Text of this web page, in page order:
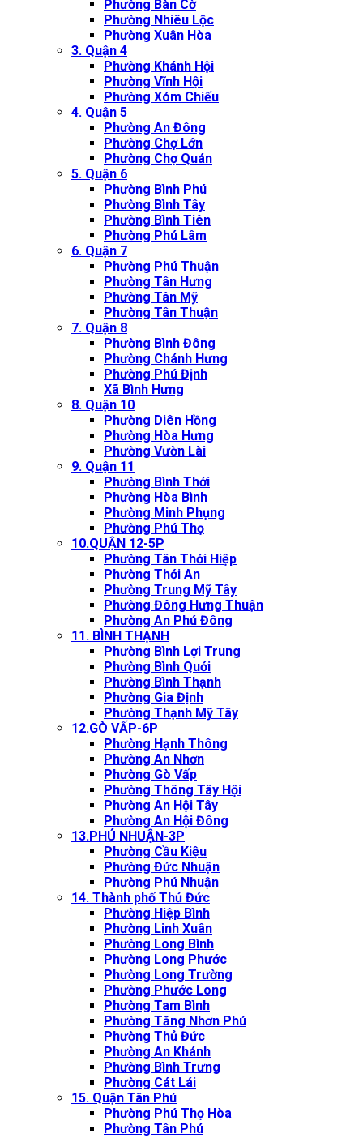
Phường Bàn Cờ
Phường Nhiêu Lộc
Phường Xuân Hòa
3. Quận 4
Phường Khánh Hội
Phường Vĩnh Hội
Phường Xóm Chiếu
4. Quận 5
Phường An Đông
Phường Chợ Lớn
Phường Chợ Quán
5. Quận 6
Phường Bình Phú
Phường Bình Tây
Phường Bình Tiên
Phường Phú Lâm
6. Quận 7
Phường Phú Thuận
Phường Tân Hưng
Phường Tân Mỹ
Phường Tân Thuận
7. Quận 8
Phường Bình Đông
Phường Chánh Hưng
Phường Phú Định
Xã Bình Hưng
8. Quận 10
Phường Diên Hồng
Phường Hòa Hưng
Phường Vườn Lài
9. Quận 11
Phường Bình Thới
Phường Hòa Bình
Phường Minh Phụng
Phường Phú Thọ
10.QUẬN 12-5P
Phường Tân Thới Hiệp
Phường Thới An
Phường Trung Mỹ Tây
Phường Đông Hưng Thuận
Phường An Phú Đông
11. BÌNH THẠNH
Phường Bình Lợi Trung
Phường Bình Quới
Phường Bình Thạnh
Phường Gia Định
Phường Thạnh Mỹ Tây
12.GÒ VẤP-6P
Phường Hạnh Thông
Phường An Nhơn
Phường Gò Vấp
Phường Thông Tây Hội
Phường An Hội Tây
Phường An Hội Đông
13.PHÚ NHUẬN-3P
Phường Cầu Kiệu
Phường Đức Nhuận
Phường Phú Nhuận
14. Thành phố Thủ Đức
Phường Hiệp Bình
Phường Linh Xuân
Phường Long Bình
Phường Long Phước
Phường Long Trường
Phường Phước Long
Phường Tam Bình
Phường Tăng Nhơn Phú
Phường Thủ Đức
Phường An Khánh
Phường Bình Trưng
Phường Cát Lái
15. Quận Tân Phú
Phường Phú Thọ Hòa
Phường Tân Phú